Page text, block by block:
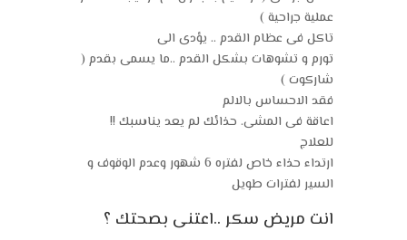
عملية جراحية )
تاكل فى عظام القدم .. يؤدى الى
تورم و تشوهات بشكل القدم ..ما يسمى بقدم (
شاركوت )
فقد الاحساس بالالم
اعاقة فى المشى. حذائك لم يعد يناسبك !!
للعلاج
ارتداء حذاء خاص لفتره 6 شهور وعدم الوقوف و
السير لفترات طويل
انت مريض سكر ..اعتنى بصحتك ؟